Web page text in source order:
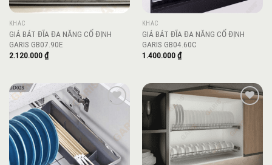
KHÁC
GIÁ BÁT ĐĨA ĐA NĂNG CỐ ĐỊNH
GARIS GB07.90E
2.120.000₫
KHÁC
GIÁ BÁT ĐĨA ĐA NĂNG CỐ ĐỊNH
GARIS GB04.60C
1.400.000₫
wishlist